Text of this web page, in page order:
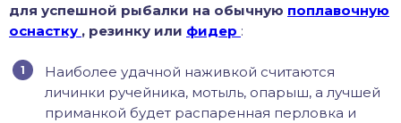
для успешной рыбалки на обычную поплавочную
оснастку , резинку или фидер :
Наиболее удачной наживкой считаются
личинки ручейника, мотыль, опарыш, а лучшей
приманкой будет распаренная перловка и